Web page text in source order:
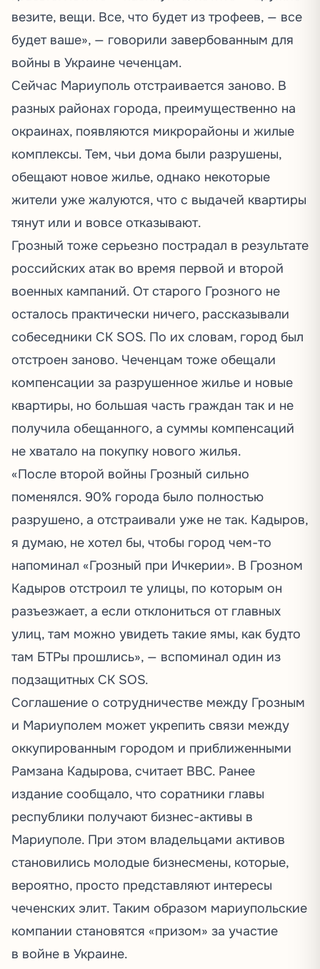
везите, вещи. Все, что будет из трофеев, — все
будет ваше», — говорили завербованным для
войны в Украине чеченцам.
Сейчас Мариуполь отстраивается заново. В
разных районах города, преимущественно на
окраинах, появляются микрорайоны и жилые
комплексы. Тем, чьи дома были разрушены,
обещают новое жилье, однако некоторые
жители уже жалуются, что с выдачей квартиры
тянут или и вовсе отказывают.
Грозный тоже серьезно пострадал в результате
российских атак во время первой и второй
военных кампаний. От старого Грозного не
осталось практически ничего, рассказывали
собеседники СК SOS. По их словам, город был
отстроен заново. Чеченцам тоже обещали
компенсации за разрушенное жилье и новые
квартиры, но большая часть граждан так и не
получила обещанного, а суммы компенсаций
не хватало на покупку нового жилья.
«После второй войны Грозный сильно
поменялся. 90% города было полностью
разрушено, а отстраивали уже не так. Кадыров,
я думаю, не хотел бы, чтобы город чем-то
напоминал «Грозный при Ичкерии». В Грозном
Кадыров отстроил те улицы, по которым он
разъезжает, а если отклониться от главных
улиц, там можно увидеть такие ямы, как будто
там БТРы прошлись», — вспоминал один из
подзащитных СК SOS.
Соглашение о сотрудничестве между Грозным
и Мариуполем может укрепить связи между
оккупированным городом и приближенными
Рамзана Кадырова, считаетBBC. Ранее
издание сообщало, что соратники главы
республики получают бизнес-активы в
Мариуполе. При этом владельцами активов
становились молодые бизнесмены, которые,
вероятно, просто представляют интересы
чеченских элит. Таким образом мариупольские
компании становятся «призом» за участие
в войне в Украине.